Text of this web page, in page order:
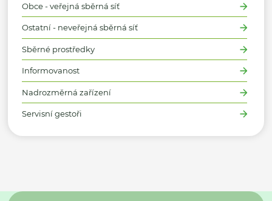
Obce - veřejná sběrná síť
Ostatní - neveřejná sběrná síť
Sběrné prostředky
Informovanost
Nadrozměrná zařízení
Servisní gestoři